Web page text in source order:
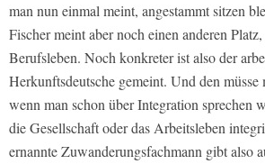
man nun einmal meint, angestammt sitzen
Fischer meint aber noch einen anderen
Berufsleben. Noch konkreter ist also der
Herkunftsdeutsche gemeint. Und den müsse
wenn man schon über Integration sprechen
die Gesellschaft oder das Arbeitsleben
ernannte Zuwanderungsfachmann gibt also